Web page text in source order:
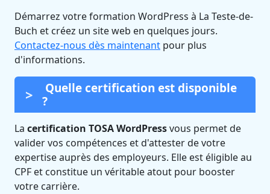
Démarrez votre formation WordPress à La Teste-de-
Buch et créez un site web en quelques jours.
Contactez-nous dès maintenant pour plus
d'informations.
Quelle certification est disponible
?
La certification TOSA WordPressvous permet de
valider vos compétences et d'attester de votre
expertise auprès des employeurs. Elle est éligible au
CPF et constitue un véritable atout pour booster
votre carrière.